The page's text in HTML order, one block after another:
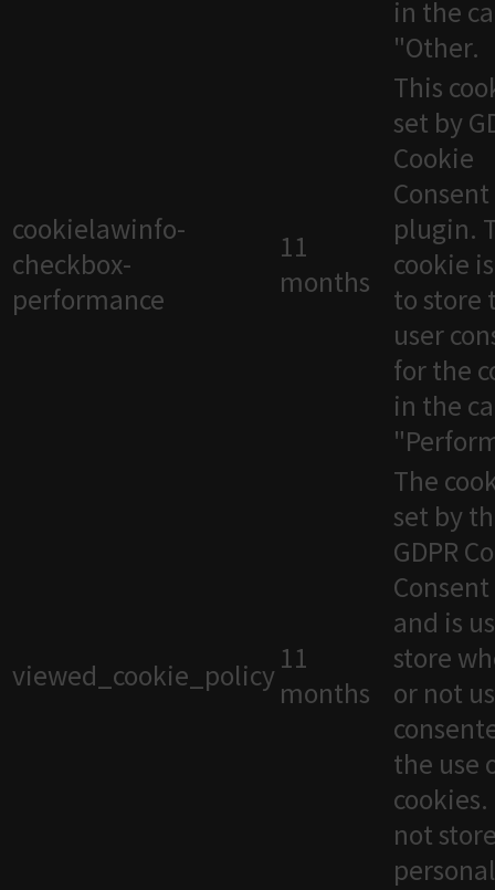
in the
"Other.
cookielawinfo-
checkbox-
performance
11
months
This
set by
Cookie
Consent
plugin.
cookie
to store
user
for the
in the
viewed_cookie_policy 11
months
The
set by
GDPR
and is
store
or not
the use
not